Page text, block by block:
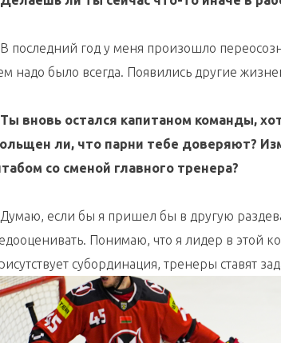
последний год у меня произошло
надо было всегда. Появились другие
вновь остался капитаном команды,
ли, что парни тебе доверяют?
со сменой главного тренера?
если бы я пришел бы в другую
Понимаю, что я лидер в этой
субординация, тренеры ставят